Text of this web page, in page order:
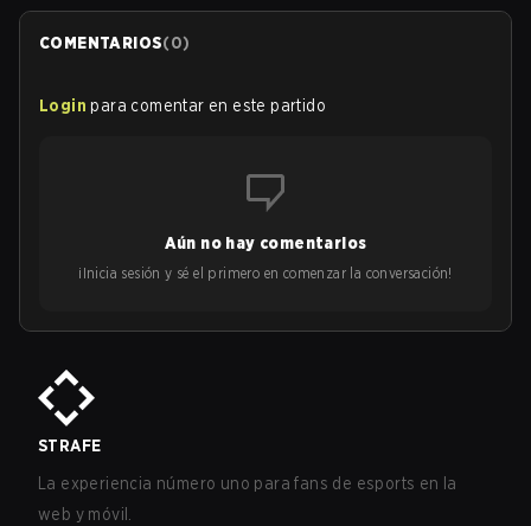
COMENTARIOS(0)
Login para comentar en este partido
Aún no hay comentarios
¡Inicia sesión y sé el primero en comenzar la conversación!
STRAFE
La experiencia número uno para fans de esports en la
web y móvil.